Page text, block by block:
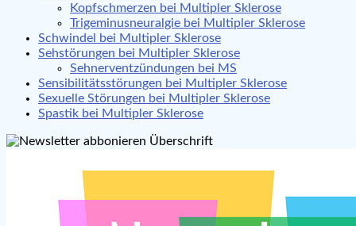
Kopfschmerzen bei Multipler Sklerose
Trigeminusneuralgie bei Multipler Sklerose
Schwindel bei Multipler Sklerose
Sehstörungen bei Multipler Sklerose
Sehnerventzündungen bei MS
Sensibilitätsstörungen bei Multipler Sklerose
Sexuelle Störungen bei Multipler Sklerose
Spastik bei Multipler Sklerose